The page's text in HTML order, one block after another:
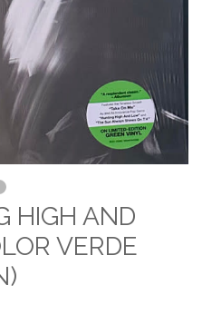
HIGH AND
VERDE